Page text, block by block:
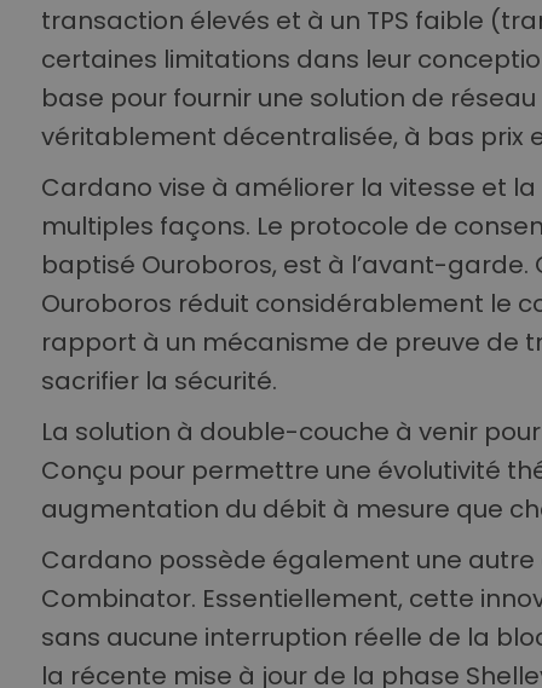
transaction élevés et à un TPS faible
certaines limitations dans leur
base pour fournir une solution de
véritablement décentralisée, à bas prix
Cardano vise à améliorer la vitesse et
multiples façons. Le protocole de
baptisé Ouroboros, est à l’avant-garde.
Ouroboros réduit considérablement le
rapport à un mécanisme de preuve de
sacrifier la sécurité.
La solution à double-couche à venir
Conçu pour permettre une évolutivité
augmentation du débit à mesure que
Cardano possède également une autre
Combinator. Essentiellement, cette
sans aucune interruption réelle de la
la récente mise à jour de la phase